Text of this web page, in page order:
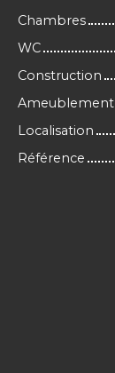
Chambres
WC
Construction
Ameublement
Localisation
Référence